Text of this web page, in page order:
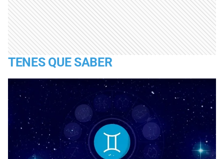
TENES QUE SABER